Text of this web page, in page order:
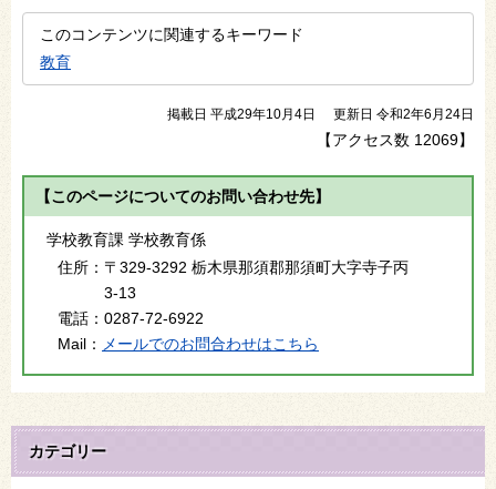
このコンテンツに関連するキーワード
教育
掲載日 平成29年10月4日 更新日 令和2年6月24日
【アクセス数 12069】
【このページについてのお問い合わせ先】
学校教育課 学校教育係
住所： 〒329-3292 栃木県那須郡那須町大字寺子丙
3-13
電話： 0287-72-6922
Mail：
メールでのお問合わせはこちら
カテゴリー